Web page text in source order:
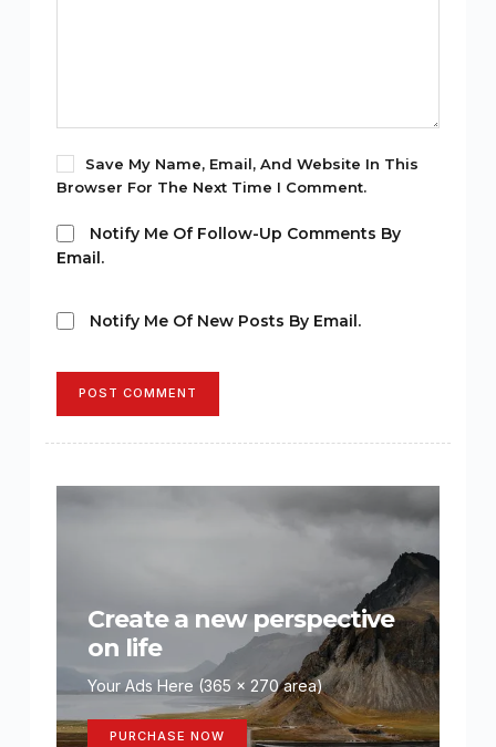
Save My Name, Email, And Website In This
Browser For The Next Time I Comment.
Notify Me Of Follow-Up Comments By
Email.
Notify Me Of New Posts By Email.
POST COMMENT
Create a new perspective
on life
Your Ads Here (365 x 270 area)
PURCHASE NOW